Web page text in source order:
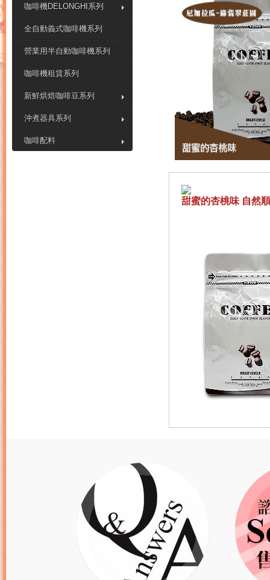
咖啡機DELONGHI系列
全自動義式咖啡機系列
營業用半自動咖啡機系列
咖啡機租賃系列
新鮮烘焙咖啡豆系列
沖煮器具系列
咖啡配料
甜蜜的杏桃味 自然